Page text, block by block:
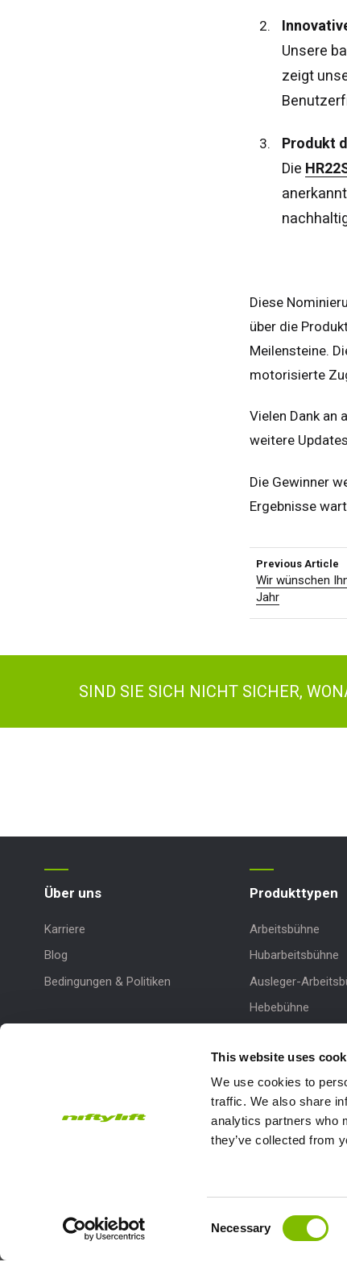
This website uses
We use cookies to
traffic. We also share
analytics partners who
they’ve collected from
Necessary
Unsere
zeigt
Produkt
Die
Diese
über die
Meilensteine.
motorisierte
Vielen Dank an
weitere
Die Gewinner
Ergebnisse
Previous Article
Wir wünschen
Jahr
SIND SIE SICH NICHT SICHER,
Über uns
Karriere
Blog
Bedingungen & Politiken
Produkttypen
Arbeitsbühne
Hubarbeitsbühne
Ausleger-
Hebebühne
touch with you and to provide updates and marketing.
Email
Country